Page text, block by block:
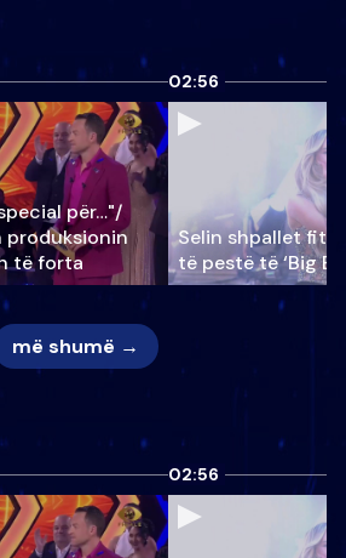
për…"/
produksionin
të forta
02:56
Selin shpallet
të pestë të ‘Big
më shumë →
02:56